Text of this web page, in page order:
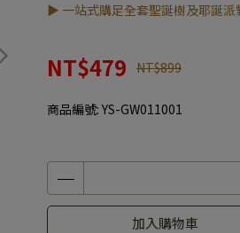
▶ 一站式購足全套聖誕樹及耶誕派
NT$479 NT$899
商品編號: YS-GW011001
加入購物車